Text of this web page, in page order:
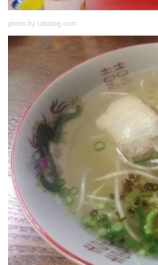
photo by tabelog.com